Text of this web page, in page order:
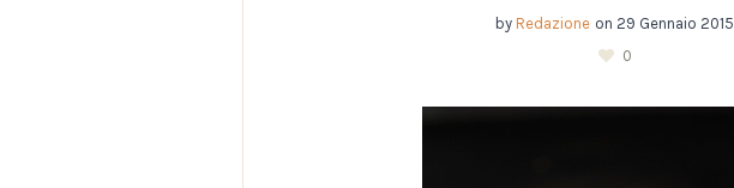
by Redazione on 29 Gennaio 2015
0